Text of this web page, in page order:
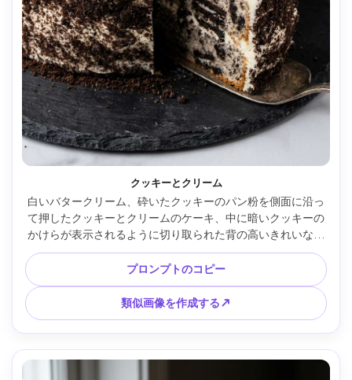
クッキーとクリーム
白いバタークリーム、砕いたクッキーのパン粉を側面に沿っ
て押したクッキーとクリームのケーキ、中に暗いクッキーの
かけらが表示されるように切り取られた背の高いきれいなス
ライス、暗いスレートボードの上、ソフトボックス スタジオ
ライト、Nikon Z6 II で撮影、50mm、f/3.5、フォトリアルな
商業デザート画像 --ar 4:5
プロンプトのコピー
類似画像を作成する↗